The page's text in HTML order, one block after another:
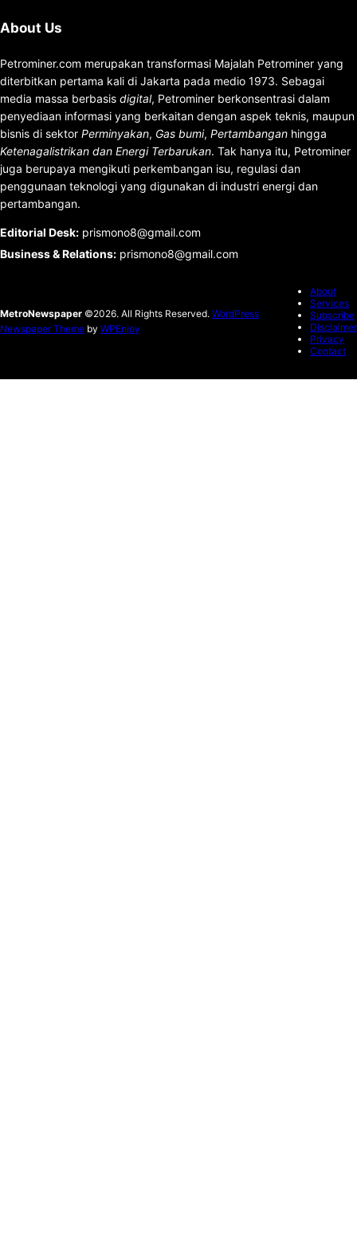
About Us
Petrominer.com merupakan transformasi Majalah Petrominer yang
diterbitkan pertama kali di Jakarta pada medio 1973. Sebagai
media massa berbasis digital, Petrominer berkonsentrasi dalam
penyediaan informasi yang berkaitan dengan aspek teknis, maupun
bisnis di sektor Perminyakan, Gas bumi, Pertambangan hingga
Ketenagalistrikan dan Energi Terbarukan. Tak hanya itu, Petrominer
juga berupaya mengikuti perkembangan isu, regulasi dan
penggunaan teknologi yang digunakan di industri energi dan
pertambangan.
Editorial Desk: prismono8@gmail.com
Business & Relations: prismono8@gmail.com
MetroNewspaper ©2026. All Rights Reserved. WordPress
Newspaper Theme by WPEnjoy
About
Services
Subscribe
Disclaimer
Privacy
Contact